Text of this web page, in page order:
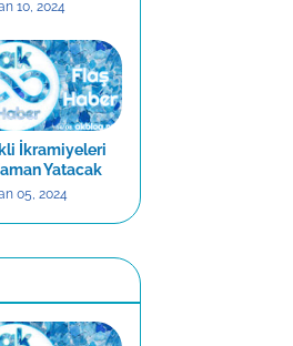
10, 2024
İkramiyeleri
Yatacak
05, 2024